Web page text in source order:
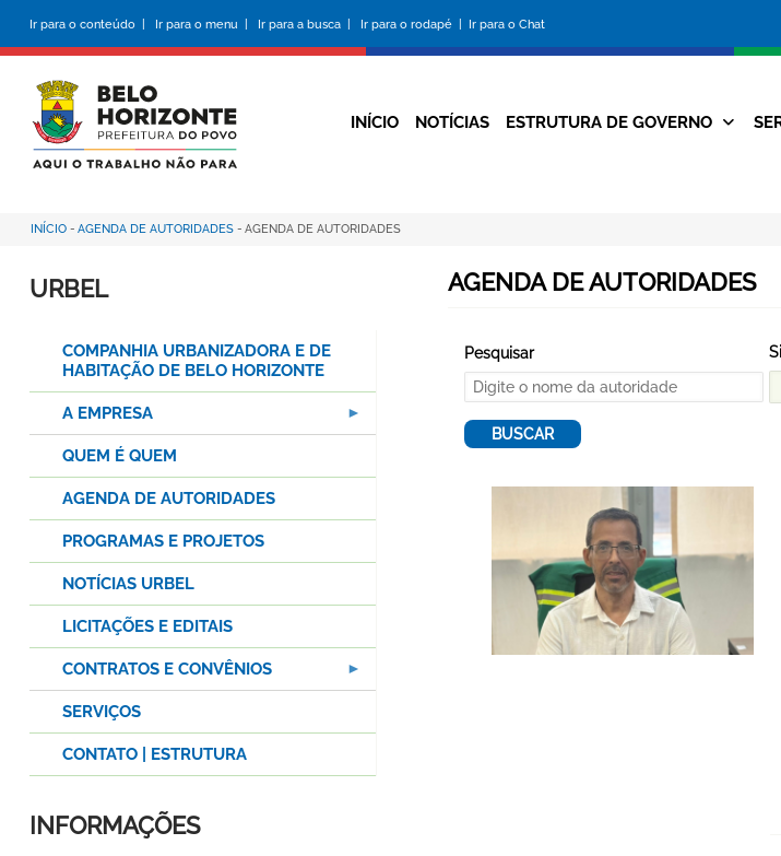
conteúdo
principal
Ir para o conteúdo | Ir para o menu | Ir para a busca | Ir para o rodapé | Ir para o Chat
da
Prefeitura
INÍCIO NOTÍCIAS ESTRUTURA DE GOVERNO
Trilha
de
INÍCIO - AGENDA DE AUTORIDADES - AGENDA DE AUTORIDADES
Pesquisar
AGENDA DE AUTORIDADES
URBEL
COMPANHIA URBANIZADORA E DE
HABITAÇÃO DE BELO HORIZONTE
A EMPRESA
QUEM É QUEM
AGENDA DE AUTORIDADES
PROGRAMAS E PROJETOS
NOTÍCIAS URBEL
LICITAÇÕES E EDITAIS
CONTRATOS E CONVÊNIOS
SERVIÇOS
CONTATO | ESTRUTURA
INFORMAÇÕES